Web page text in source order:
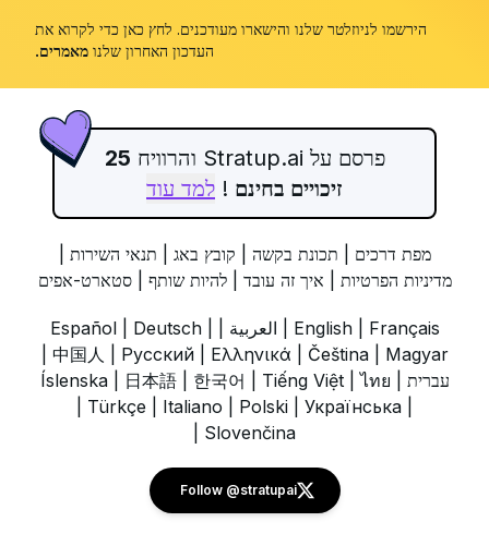
הירשמו לניוזלטר שלנו והישארו מעודכנים. לחץ כאן כדי לקרוא את
העדכון האחרון שלנו מאמרים.
פרסם על Stratup.ai והרוויח
25
זיכויים בחינם ! למד עוד
מפת דרכים תכונת בקשה קובץ באג תנאי השירות
מדיניות הפרטיות
איך זה עובד |להיות שותף |סטארט-אפים
English| Français العربية Español| Deutsch|
中国人
Русский| Ελληνικά Čeština| Magyar
עברית
Íslenska| 日本語| 한국어 Tiếng Việt|ไทย
Türkçe Italiano Polski Українська
Slovenčina
Follow @stratupai